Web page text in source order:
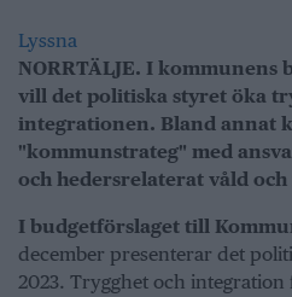
Lyssna
NORRTÄLJE. I
vill det politiska styret öka
integrationen. Bland annat
"kommunstrateg" med
och hedersrelaterat våld
I budgetförslaget till
december presenterar det
2023. Trygghet och integration